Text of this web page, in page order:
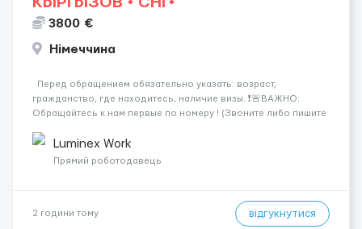
3800 €
Німеччина
Перед обращением обязательно указать: возраст,
гражданство, где находитесь, наличие визы. ❗️🚨ВАЖНО:
Обращайтесь к нам первые по номеру ! (Звоните либо пишите
почтовых складах . График 5/8, возможны пе...
Luminex Work
Прямий роботодавець
2 години тому відгукнутися